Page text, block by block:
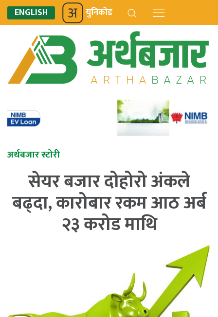
ENGLISH युनिकोड
अर्थबजार स्टोरी
सेयर बजार दोहोरो अंकले
बढ्दा, कारोबार रकम आठ अर्ब
२३ करोड माथि